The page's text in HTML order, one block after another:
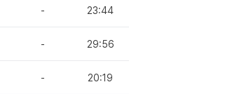
- 23:44
- 29:56
- 20:19